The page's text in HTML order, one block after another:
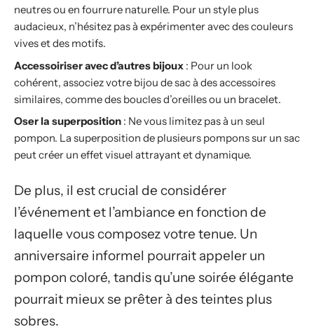
neutres ou en fourrure naturelle. Pour un style plus
audacieux, n’hésitez pas à expérimenter avec des couleurs
vives et des motifs.
Accessoiriser avec d’autres bijoux : Pour un look
cohérent, associez votre bijou de sac à des accessoires
similaires, comme des boucles d’oreilles ou un bracelet.
Oser la superposition : Ne vous limitez pas à un seul
pompon. La superposition de plusieurs pompons sur un sac
peut créer un effet visuel attrayant et dynamique.
De plus, il est crucial de considérer
l’événement et l’ambiance en fonction de
laquelle vous composez votre tenue. Un
anniversaire informel pourrait appeler un
pompon coloré, tandis qu’une soirée élégante
pourrait mieux se prêter à des teintes plus
sobres.